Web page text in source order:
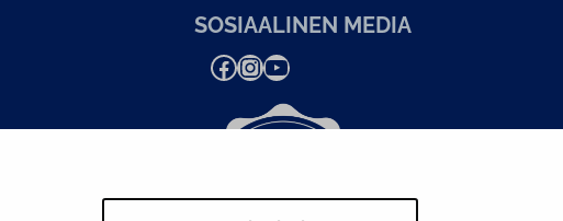
SOSIAALINEN MEDIA
Facebook InstagramYouTube